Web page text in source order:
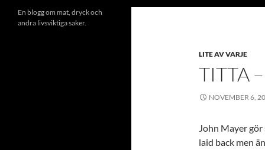
LITE AV VARJE
TITTA
NOVEMBER 6,
John Mayer
laid back men
En blogg om mat, dryck och
andra livsviktiga saker.